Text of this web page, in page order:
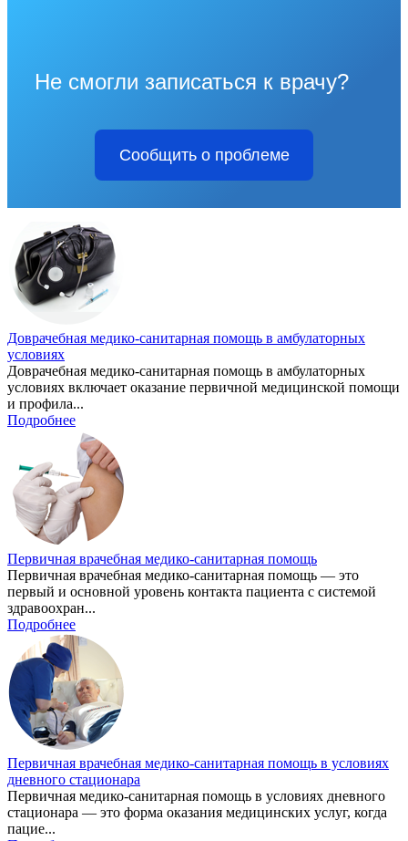
Не смогли записаться к врачу?
Сообщить о проблеме
Доврачебная медико-санитарная помощь в амбулаторных
условиях
Доврачебная медико-санитарная помощь в амбулаторных
условиях включает оказание первичной медицинской помощи
и профила...
Подробнее
Первичная врачебная медико-санитарная помощь
Первичная врачебная медико-санитарная помощь — это
первый и основной уровень контакта пациента с системой
здравоохран...
Подробнее
Первичная врачебная медико-санитарная помощь в условиях
дневного стационара
Первичная медико-санитарная помощь в условиях дневного
стационара — это форма оказания медицинских услуг, когда
пацие...